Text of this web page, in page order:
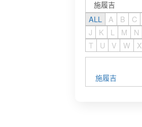
ALL A B C
J
K L M N
T
U V W X
施履吉